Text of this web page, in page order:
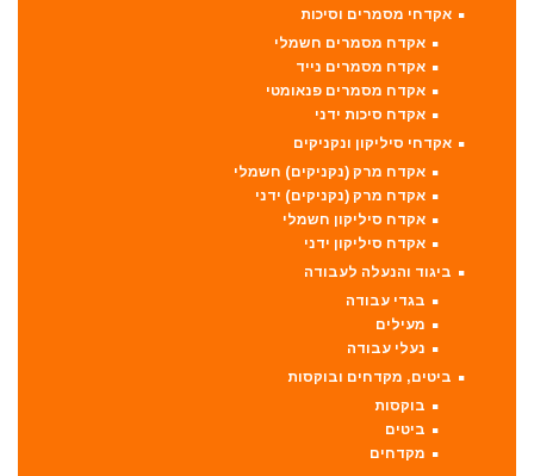
אקדחי מסמרים וסיכות
אקדח מסמרים חשמלי
אקדח מסמרים נייד
אקדח מסמרים פנאומטי
אקדח סיכות ידני
אקדחי סיליקון ונקניקים
אקדח מרק (נקניקים) חשמלי
אקדח מרק (נקניקים) ידני
אקדח סיליקון חשמלי
אקדח סיליקון ידני
ביגוד והנעלה לעבודה
בגדי עבודה
מעילים
נעלי עבודה
ביטים, מקדחים ובוקסות
בוקסות
ביטים
מקדחים